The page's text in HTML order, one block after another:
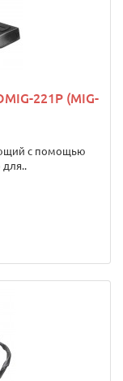
221P (MIG-
с помощью
для..